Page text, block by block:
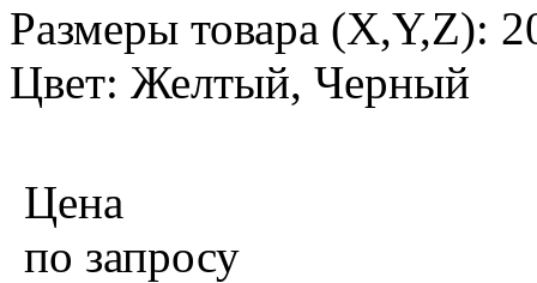
Размеры товара (X,Y,Z):
Цвет: Желтый, Черный
Цена
по запросу